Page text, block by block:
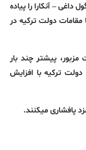
زنگول داغی – آنکارا را پیاده
مقامات دولت ترکیه در
پیشتر چند بار
ترکیه با افزایش
پافشاری میکنند.